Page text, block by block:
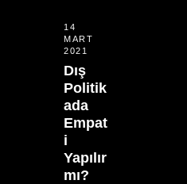
14
MART
2021
Dış
Politik
ada
Empat
i
Yapılır
mı?